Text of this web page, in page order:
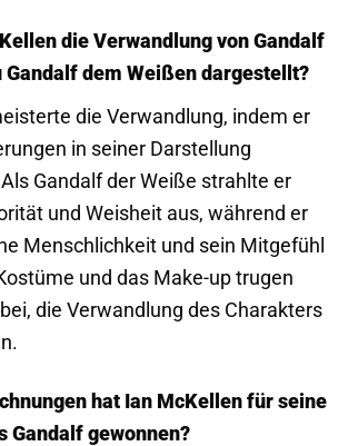
die Verwandlung von Gandalf
Gandalf dem Weißen dargestellt?
die Verwandlung, indem er
in seiner Darstellung
Gandalf der Weiße strahlte er
und Weisheit aus, während er
Menschlichkeit und sein Mitgefühl
und das Make-up trugen
die Verwandlung des Charakters
hat Ian McKellen für seine
Gandalf gewonnen?